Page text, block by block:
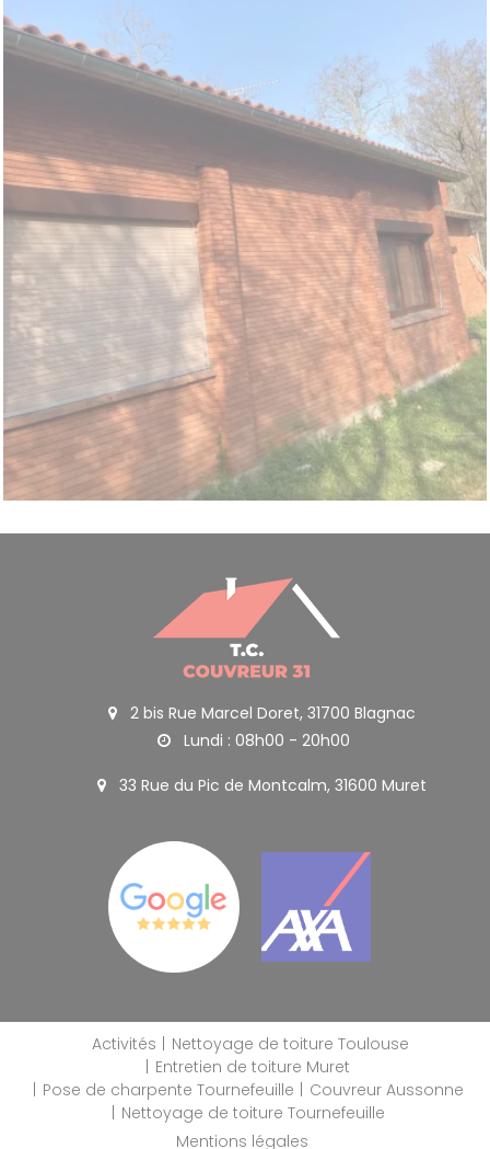
2 bis Rue Marcel Doret, 31700 Blagnac
Lundi : 08h00 - 20h00
33 Rue du Pic de Montcalm, 31600 Muret
Activités
Nettoyage de toiture Toulouse
Entretien de toiture Muret
Pose de charpente Tournefeuille
Couvreur Aussonne
Nettoyage de toiture Tournefeuille
Mentions légales